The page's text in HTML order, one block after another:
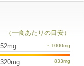
（一食あたりの目安）
52mg
320mg